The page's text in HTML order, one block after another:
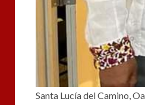
Santa Lucía del Camino,